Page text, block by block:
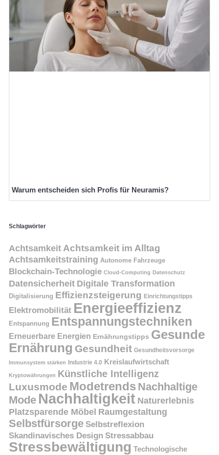
Warum entscheiden sich Profis für Neuramis?
Schlagwörter
Achtsamkeit Achtsamkeit im Alltag
Achtsamkeitstraining Autonome Fahrzeuge
Blockchain-Technologie Cloud-Computing Datenschutz
Datensicherheit Digitale Transformation
Digitalisierung Effizienzsteigerung Einrichtungstipps
Elektromobilität Energieeffizienz
Entspannung Entspannungstechniken
Erneuerbare Energien Ernährungstipps Gesunde
Ernährung Gesundheit Gesundheitsvorsorge
Immunsystem stärken Industrie 4.0 Kreislaufwirtschaft
Kryptowährungen Künstliche Intelligenz
Luxusmode Modetrends Nachhaltige
Mode Nachhaltigkeit Naturerlebnis
Platzsparende Möbel Raumgestaltung
Selbstfürsorge Selbstreflexion
Skandinavisches Design Stressabbau
Stressbewältigung Technologische